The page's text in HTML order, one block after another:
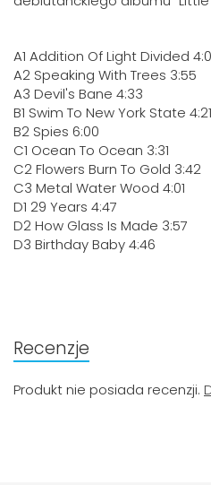
A1 Addition Of Light Divided
A2 Speaking With Trees 3:55
A3 Devil's Bane 4:33
B1 Swim To New York State 4:21
B2 Spies 6:00
C1 Ocean To Ocean 3:31
C2 Flowers Burn To Gold 3:42
C3 Metal Water Wood 4:01
D1 29 Years 4:47
D2 How Glass Is Made 3:57
D3 Birthday Baby 4:46
Recenzje
Produkt nie posiada recenzji.